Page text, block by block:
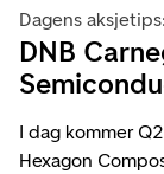
Dagens aksjetips:
DNB
I dag kommer
Hexagon